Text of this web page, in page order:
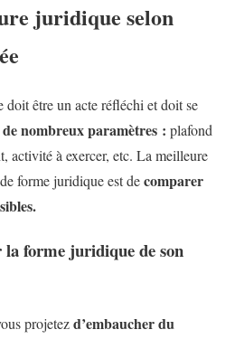
juridique selon
doit être un acte réfléchi et doit se
nombreux paramètres : plafond
activité à exercer, etc. La meilleure
forme juridique est decomparer
forme juridique de son
projetezd’embaucher du